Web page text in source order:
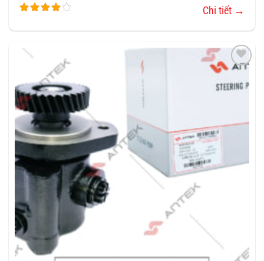
Chi tiết →
THÊM
VÀO